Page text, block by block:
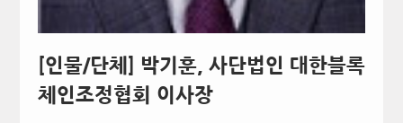
[인물/단체] 박기훈, 사단법인 대한블록
체인조정협회 이사장